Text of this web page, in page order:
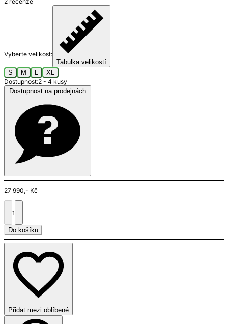
Vyberte velikost:
Tabulka velikostí
S
M L
XL
Dostupnost:2 - 4 kusy
27 990,- Kč
1
Do košíku
Přidat mezi oblíbené